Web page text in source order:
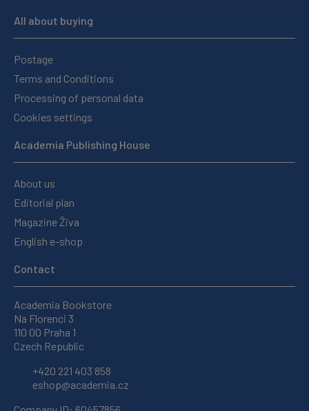
All about buying
Postage
Terms and Conditions
Processing of personal data
Cookies settings
Academia Publishing House
About us
Editorial plan
Magazine Živa
English e-shop
Contact
Academia Bookstore
Na Florenci 3
110 00 Praha 1
Czech Republic
+420 221 403 858
eshop@academia.cz